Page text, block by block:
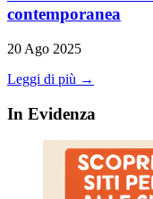
contemporanea
20 Ago 2025
Leggi di più →
In Evidenza